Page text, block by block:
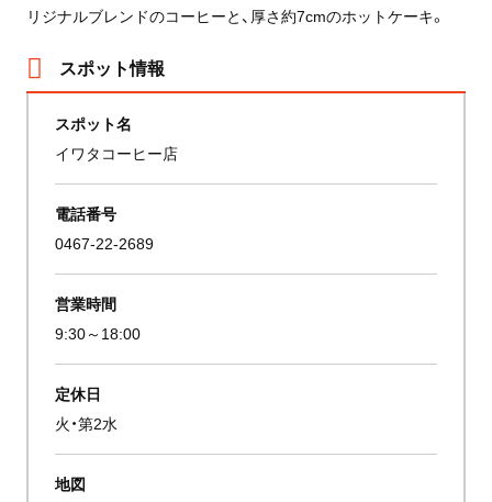
リジナルブレンドのコーヒーと、厚さ約7cmのホットケーキ。
スポット情報
スポット名
イワタコーヒー店
電話番号
0467-22-2689
営業時間
9:30～18:00
定休日
火・第2水
地図